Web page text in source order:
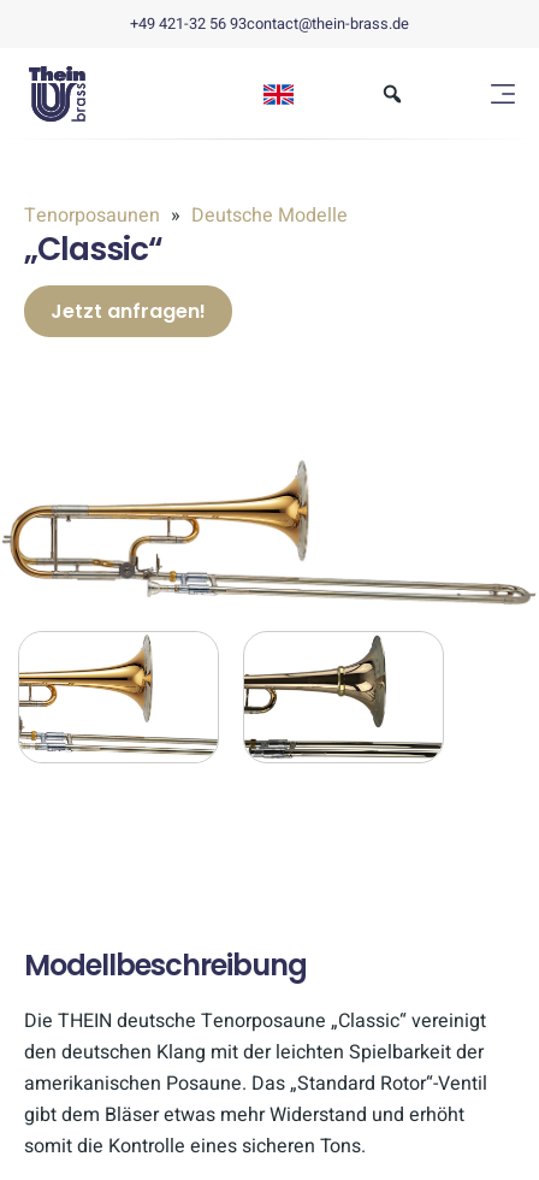
+49 421-32 56 93contact@thein-brass.de
Tenorposaunen Deutsche Modelle
„Classic“
Jetzt anfragen!
Modellbeschreibung
Die THEIN deutsche Tenorposaune „Classic“ vereinigt
den deutschen Klang mit der leichten Spielbarkeit der
amerikanischen Posaune. Das „Standard Rotor“-Ventil
gibt dem Bläser etwas mehr Widerstand und erhöht
somit die Kontrolle eines sicheren Tons.